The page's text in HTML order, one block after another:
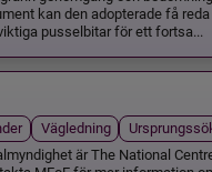
kan den adopterade få
pusselbitar för ett fortsa...
Vägledning
är The National